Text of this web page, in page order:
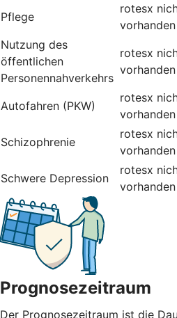
Pflege
rotesx
vorhanden
Nutzung des
öffentlichen
Personennahverkehrs
rotesx
vorhanden
Autofahren (PKW)
rotesx
vorhanden
Schizophrenie
rotesx
vorhanden
Schwere Depression
rotesx
vorhanden
Prognosezeitraum
Der Prognosezeitraum ist die